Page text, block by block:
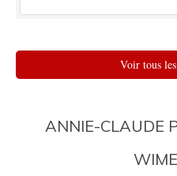
Voir tous
ANNIE-CLAUDE